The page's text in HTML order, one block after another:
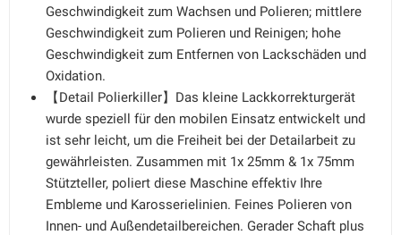
Geschwindigkeit zum Wachsen und Polieren; mittlere
Geschwindigkeit zum Polieren und Reinigen; hohe
Geschwindigkeit zum Entfernen von Lackschäden und
Oxidation.
【Detail Polierkiller】Das kleine Lackkorrekturgerät
wurde speziell für den mobilen Einsatz entwickelt und
ist sehr leicht, um die Freiheit bei der Detailarbeit zu
gewährleisten. Zusammen mit 1x 25mm & 1x 75mm
Stützteller, poliert diese Maschine effektiv Ihre
Embleme und Karosserielinien. Feines Polieren von
Innen- und Außendetailbereichen. Gerader Schaft plus